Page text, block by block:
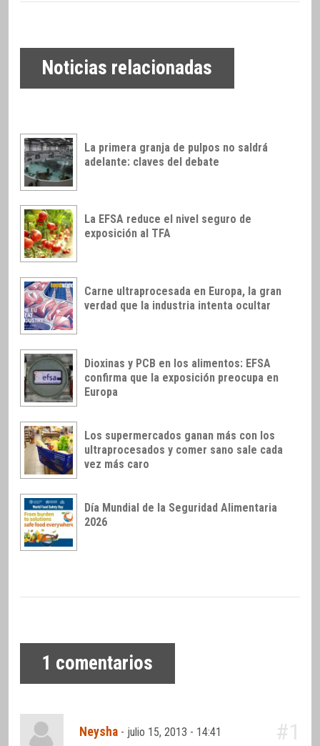
Noticias relacionadas
La primera granja de pulpos no saldrá
adelante: claves del debate
La EFSA reduce el nivel seguro de
exposición al TFA
Carne ultraprocesada en Europa, la gran
verdad que la industria intenta ocultar
Dioxinas y PCB en los alimentos: EFSA
confirma que la exposición preocupa en
Europa
Los supermercados ganan más con los
ultraprocesados y comer sano sale cada
vez más caro
Día Mundial de la Seguridad Alimentaria
2026
1 comentarios
Neysha - julio 15, 2013 - 14:41 #1